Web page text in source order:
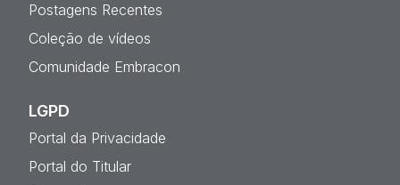
Postagens Recentes
Coleção de vídeos
Comunidade Embracon
LGPD
Portal da Privacidade
Portal do Titular